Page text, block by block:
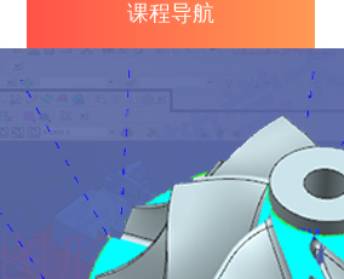
课程导航